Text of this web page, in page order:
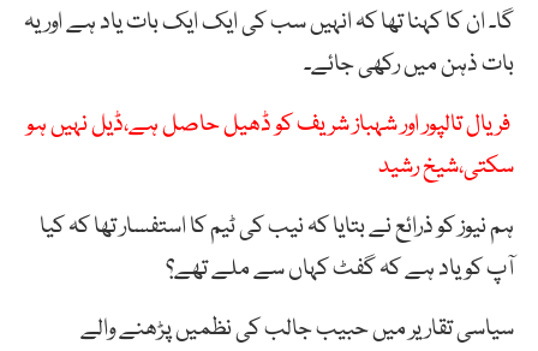
گا۔ ان کا کہنا تھا کہ انہیں سب کی ایک ایک بات یاد ہے اور یہ
بات ذہن میں رکھی جائے۔
فریال تالپور اور شہباز شریف کو ڈھیل حاصل ہے،ڈیل نہیں ہو
سکتی،شیخ رشید
ہم نیوز کو ذرائع نے بتایا کہ نیب کی ٹیم کا استفسار تھا کہ کیا
آپ کو یاد ہے کہ گفٹ کہاں سے ملے تھے؟
سیاسی تقاریر میں حبیب جالب کی نظمیں پڑھنے والے